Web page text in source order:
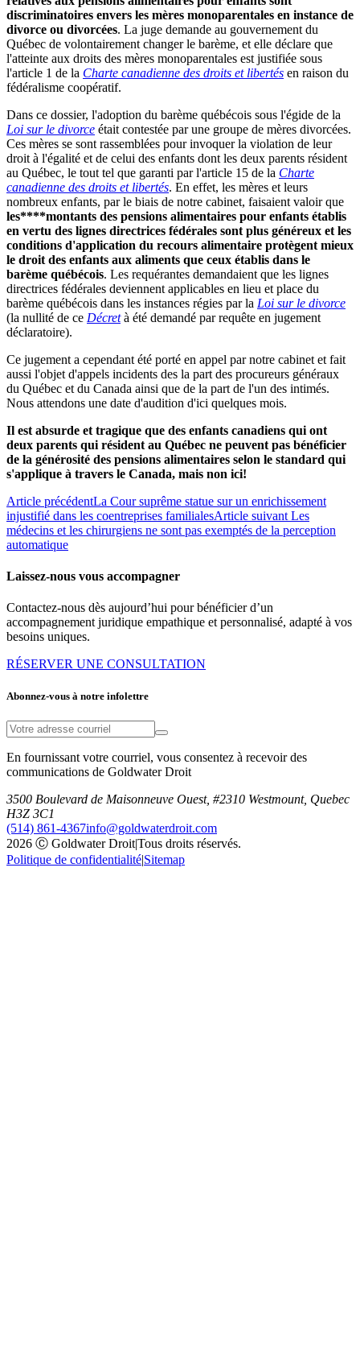
discriminatoires envers les mères monoparentales en instance de
divorce ou divorcées. La juge demande au gouvernement du
Québec de volontairement changer le barème, et elle déclare que
l'atteinte aux droits des mères monoparentales est justifiée sous
l'article 1 de la Charte canadienne des droits et libertés en raison du
fédéralisme coopératif.
Dans ce dossier, l'adoption du barème québécois sous l'égide de la
Loi sur le divorce était contestée par une groupe de mères divorcées.
Ces mères se sont rassemblées pour invoquer la violation de leur
droit à l'égalité et de celui des enfants dont les deux parents résident
au Québec, le tout tel que garanti par l'article 15 de la Charte
canadienne des droits et libertés. En effet, les mères et leurs
nombreux enfants, par le biais de notre cabinet, faisaient valoir que
les****montants des pensions alimentaires pour enfants établis
en vertu des lignes directrices fédérales sont plus généreux et les
conditions d'application du recours alimentaire protègent mieux
le droit des enfants aux aliments que ceux établis dans le
barème québécois. Les requérantes demandaient que les lignes
directrices fédérales deviennent applicables en lieu et place du
barème québécois dans les instances régies par la Loi sur le divorce
(la nullité de ce Décretà été demandé par requête en jugement
déclaratoire).
Ce jugement a cependant été porté en appel par notre cabinet et fait
aussi l'objet d'appels incidents des la part des procureurs généraux
du Québec et du Canada ainsi que de la part de l'un des intimés.
Nous attendons une date d'audition d'ici quelques mois.
Il est absurde et tragique que des enfants canadiens qui ont
deux parents qui résident au Québec ne peuvent pas bénéficier
de la générosité des pensions alimentaires selon le standard qui
s'applique à travers le Canada, mais non ici!
Article précédentLa Cour suprême statue sur un enrichissement
injustifié dans les coentreprises familialesArticle suivant Les
médecins et les chirurgiens ne sont pas exemptés de la perception
automatique
Laissez-nous vous accompagner
Contactez-nous dès aujourd’hui pour bénéficier d’un
accompagnement juridique empathique et personnalisé, adapté à vos
besoins uniques.
RÉSERVER UNE CONSULTATION
Abonnez-vous à notre infolettre
En fournissant votre courriel, vous consentez à recevoir des
communications de Goldwater Droit
3500 Boulevard de Maisonneuve Ouest, #2310 Westmount, Quebec
H3Z 3C1
(514) 861-4367info@goldwaterdroit.com
2026 Ⓒ Goldwater Droit|Tous droits réservés.
Politique de confidentialité|Sitemap